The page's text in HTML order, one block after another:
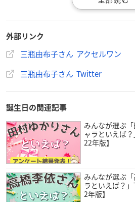
外部リンク
三瓶由布子さん アクセルワン
三瓶由布子さん Twitter
誕生日の関連記事
みんなが選ぶ
ャラといえば
22年版】
みんなが選ぶ
ラといえば？
2年版】